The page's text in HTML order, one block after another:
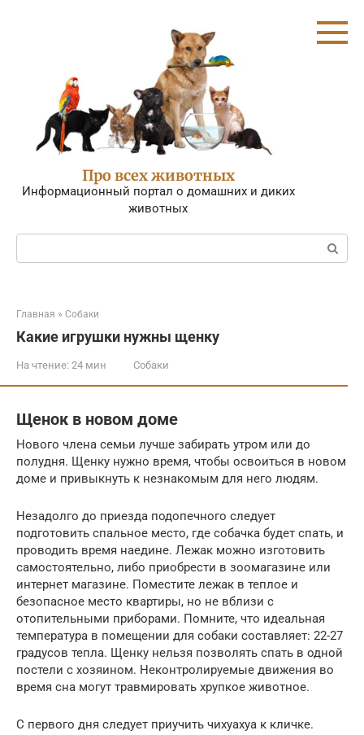
Про всех животных
Информационный портал о домашних и диких
животных
Поиск:
Главная » Собаки
Какие игрушки нужны щенку
На чтение: 24 мин Собаки
Щенок в новом доме
Нового члена семьи лучше забирать утром или до
полудня. Щенку нужно время, чтобы освоиться в новом
доме и привыкнуть к незнакомым для него людям.
Незадолго до приезда подопечного следует
подготовить спальное место, где собачка будет спать, и
проводить время наедине. Лежак можно изготовить
самостоятельно, либо приобрести в зоомагазине или
интернет магазине. Поместите лежак в теплое и
безопасное место квартиры, но не вблизи с
отопительными приборами. Помните, что идеальная
температура в помещении для собаки составляет: 22-27
градусов тепла. Щенку нельзя позволять спать в одной
постели с хозяином. Неконтролируемые движения во
время сна могут травмировать хрупкое животное.
С первого дня следует приучить чихуахуа к кличке.